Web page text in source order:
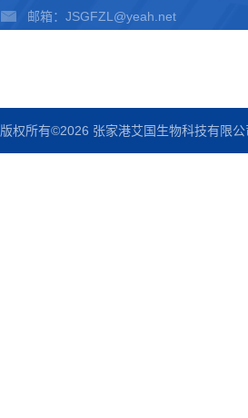
邮箱：JSGFZL@yeah.net
版权所有©2026 张家港艾国生物科技有限